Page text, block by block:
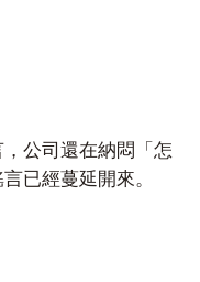
公司還在納悶「怎
已經蔓延開來。